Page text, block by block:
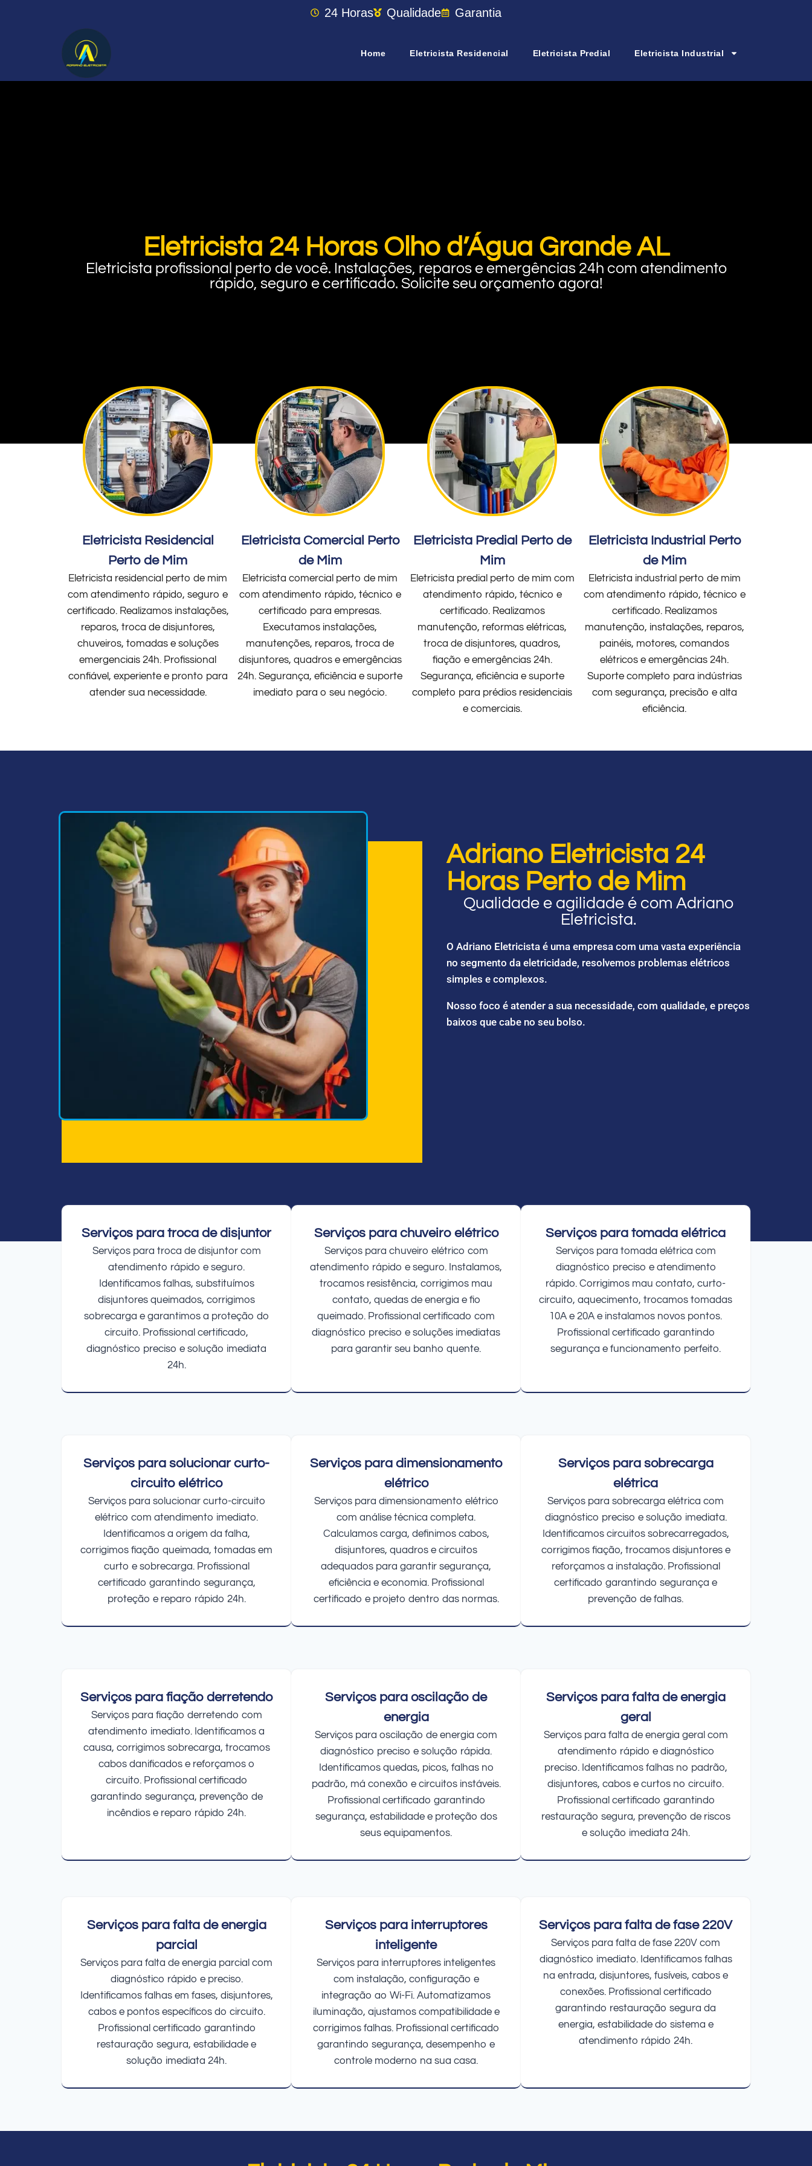
24 Horas Qualidade Garantia
Home Eletricista Residencial Eletricista Predial Eletricista Industrial
Eletricista 24 Horas Olho d’Água Grande AL
Eletricista profissional perto de você. Instalações, reparos e emergências 24h com atendimento
rápido, seguro e certificado. Solicite seu orçamento agora!
Eletricista Residencial
Perto de Mim
Eletricista residencial perto de mim
com atendimento rápido, seguro e
certificado. Realizamos instalações,
reparos, troca de disjuntores,
chuveiros, tomadas e soluções
emergenciais 24h. Profissional
confiável, experiente e pronto para
atender sua necessidade.
Eletricista Comercial Perto
de Mim
Eletricista comercial perto de mim
com atendimento rápido, técnico e
certificado para empresas.
Executamos instalações,
manutenções, reparos, troca de
disjuntores, quadros e emergências
24h. Segurança, eficiência e suporte
imediato para o seu negócio.
Eletricista Predial Perto de
Mim
Eletricista predial perto de mim com
atendimento rápido, técnico e
certificado. Realizamos
manutenção, reformas elétricas,
troca de disjuntores, quadros,
fiação e emergências 24h.
Segurança, eficiência e suporte
completo para prédios residenciais
e comerciais.
Eletricista Industrial Perto
de Mim
Eletricista industrial perto de mim
com atendimento rápido, técnico e
certificado. Realizamos
manutenção, instalações, reparos,
painéis, motores, comandos
elétricos e emergências 24h.
Suporte completo para indústrias
com segurança, precisão e alta
eficiência.
Adriano Eletricista 24
Horas Perto de Mim
Qualidade e agilidade é com Adriano
Eletricista.
O Adriano Eletricista é uma empresa com uma vasta experiência
no segmento da eletricidade, resolvemos problemas elétricos
simples e complexos.
Nosso foco é atender a sua necessidade, com qualidade, e preços
baixos que cabe no seu bolso.
Serviços para troca de disjuntor
Serviços para troca de disjuntor com
atendimento rápido e seguro.
Identificamos falhas, substituímos
disjuntores queimados, corrigimos
sobrecarga e garantimos a proteção do
circuito. Profissional certificado,
diagnóstico preciso e solução imediata
24h.
Serviços para chuveiro elétrico
Serviços para chuveiro elétrico com
atendimento rápido e seguro. Instalamos,
trocamos resistência, corrigimos mau
contato, quedas de energia e fio
queimado. Profissional certificado com
diagnóstico preciso e soluções imediatas
para garantir seu banho quente.
Serviços para tomada elétrica
Serviços para tomada elétrica com
diagnóstico preciso e atendimento
rápido. Corrigimos mau contato, curto-
circuito, aquecimento, trocamos tomadas
10A e 20A e instalamos novos pontos.
Profissional certificado garantindo
segurança e funcionamento perfeito.
Serviços para solucionar curto-
circuito elétrico
Serviços para solucionar curto-circuito
elétrico com atendimento imediato.
Identificamos a origem da falha,
corrigimos fiação queimada, tomadas em
curto e sobrecarga. Profissional
certificado garantindo segurança,
proteção e reparo rápido 24h.
Serviços para dimensionamento
elétrico
Serviços para dimensionamento elétrico
com análise técnica completa.
Calculamos carga, definimos cabos,
disjuntores, quadros e circuitos
adequados para garantir segurança,
eficiência e economia. Profissional
certificado e projeto dentro das normas.
Serviços para sobrecarga
elétrica
Serviços para sobrecarga elétrica com
diagnóstico preciso e solução imediata.
Identificamos circuitos sobrecarregados,
corrigimos fiação, trocamos disjuntores e
reforçamos a instalação. Profissional
certificado garantindo segurança e
prevenção de falhas.
Serviços para fiação derretendo
Serviços para fiação derretendo com
atendimento imediato. Identificamos a
causa, corrigimos sobrecarga, trocamos
cabos danificados e reforçamos o
circuito. Profissional certificado
garantindo segurança, prevenção de
incêndios e reparo rápido 24h.
Serviços para oscilação de
energia
Serviços para oscilação de energia com
diagnóstico preciso e solução rápida.
Identificamos quedas, picos, falhas no
padrão, má conexão e circuitos instáveis.
Profissional certificado garantindo
segurança, estabilidade e proteção dos
seus equipamentos.
Serviços para falta de energia
geral
Serviços para falta de energia geral com
atendimento rápido e diagnóstico
preciso. Identificamos falhas no padrão,
disjuntores, cabos e curtos no circuito.
Profissional certificado garantindo
restauração segura, prevenção de riscos
e solução imediata 24h.
Serviços para falta de energia
parcial
Serviços para falta de energia parcial com
diagnóstico rápido e preciso.
Identificamos falhas em fases, disjuntores,
cabos e pontos específicos do circuito.
Profissional certificado garantindo
restauração segura, estabilidade e
solução imediata 24h.
Serviços para interruptores
inteligente
Serviços para interruptores inteligentes
com instalação, configuração e
integração ao Wi-Fi. Automatizamos
iluminação, ajustamos compatibilidade e
corrigimos falhas. Profissional certificado
garantindo segurança, desempenho e
controle moderno na sua casa.
Serviços para falta de fase 220V
Serviços para falta de fase 220V com
diagnóstico imediato. Identificamos falhas
na entrada, disjuntores, fusíveis, cabos e
conexões. Profissional certificado
garantindo restauração segura da
energia, estabilidade do sistema e
atendimento rápido 24h.